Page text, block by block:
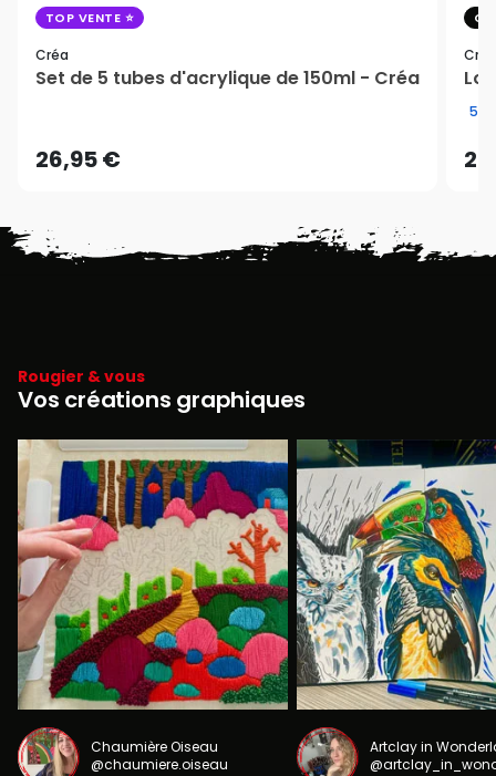
TOP VENTE
Créa
Set de 5 tubes d'acrylique de 150ml - Créa
26,95 €
Créa
5/5
Rougier & vous
Vos créations graphiques
Chaumière Oiseau
@chaumiere.oiseau
Artclay in